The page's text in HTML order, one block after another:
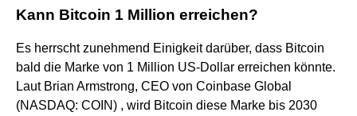
Kann Bitcoin 1 Million erreichen?
Es herrscht zunehmend Einigkeit darüber, dass Bitcoin
bald die Marke von 1 Million US-Dollar erreichen könnte.
Laut Brian Armstrong, CEO von Coinbase Global
(NASDAQ: COIN) , wird Bitcoin diese Marke bis 2030